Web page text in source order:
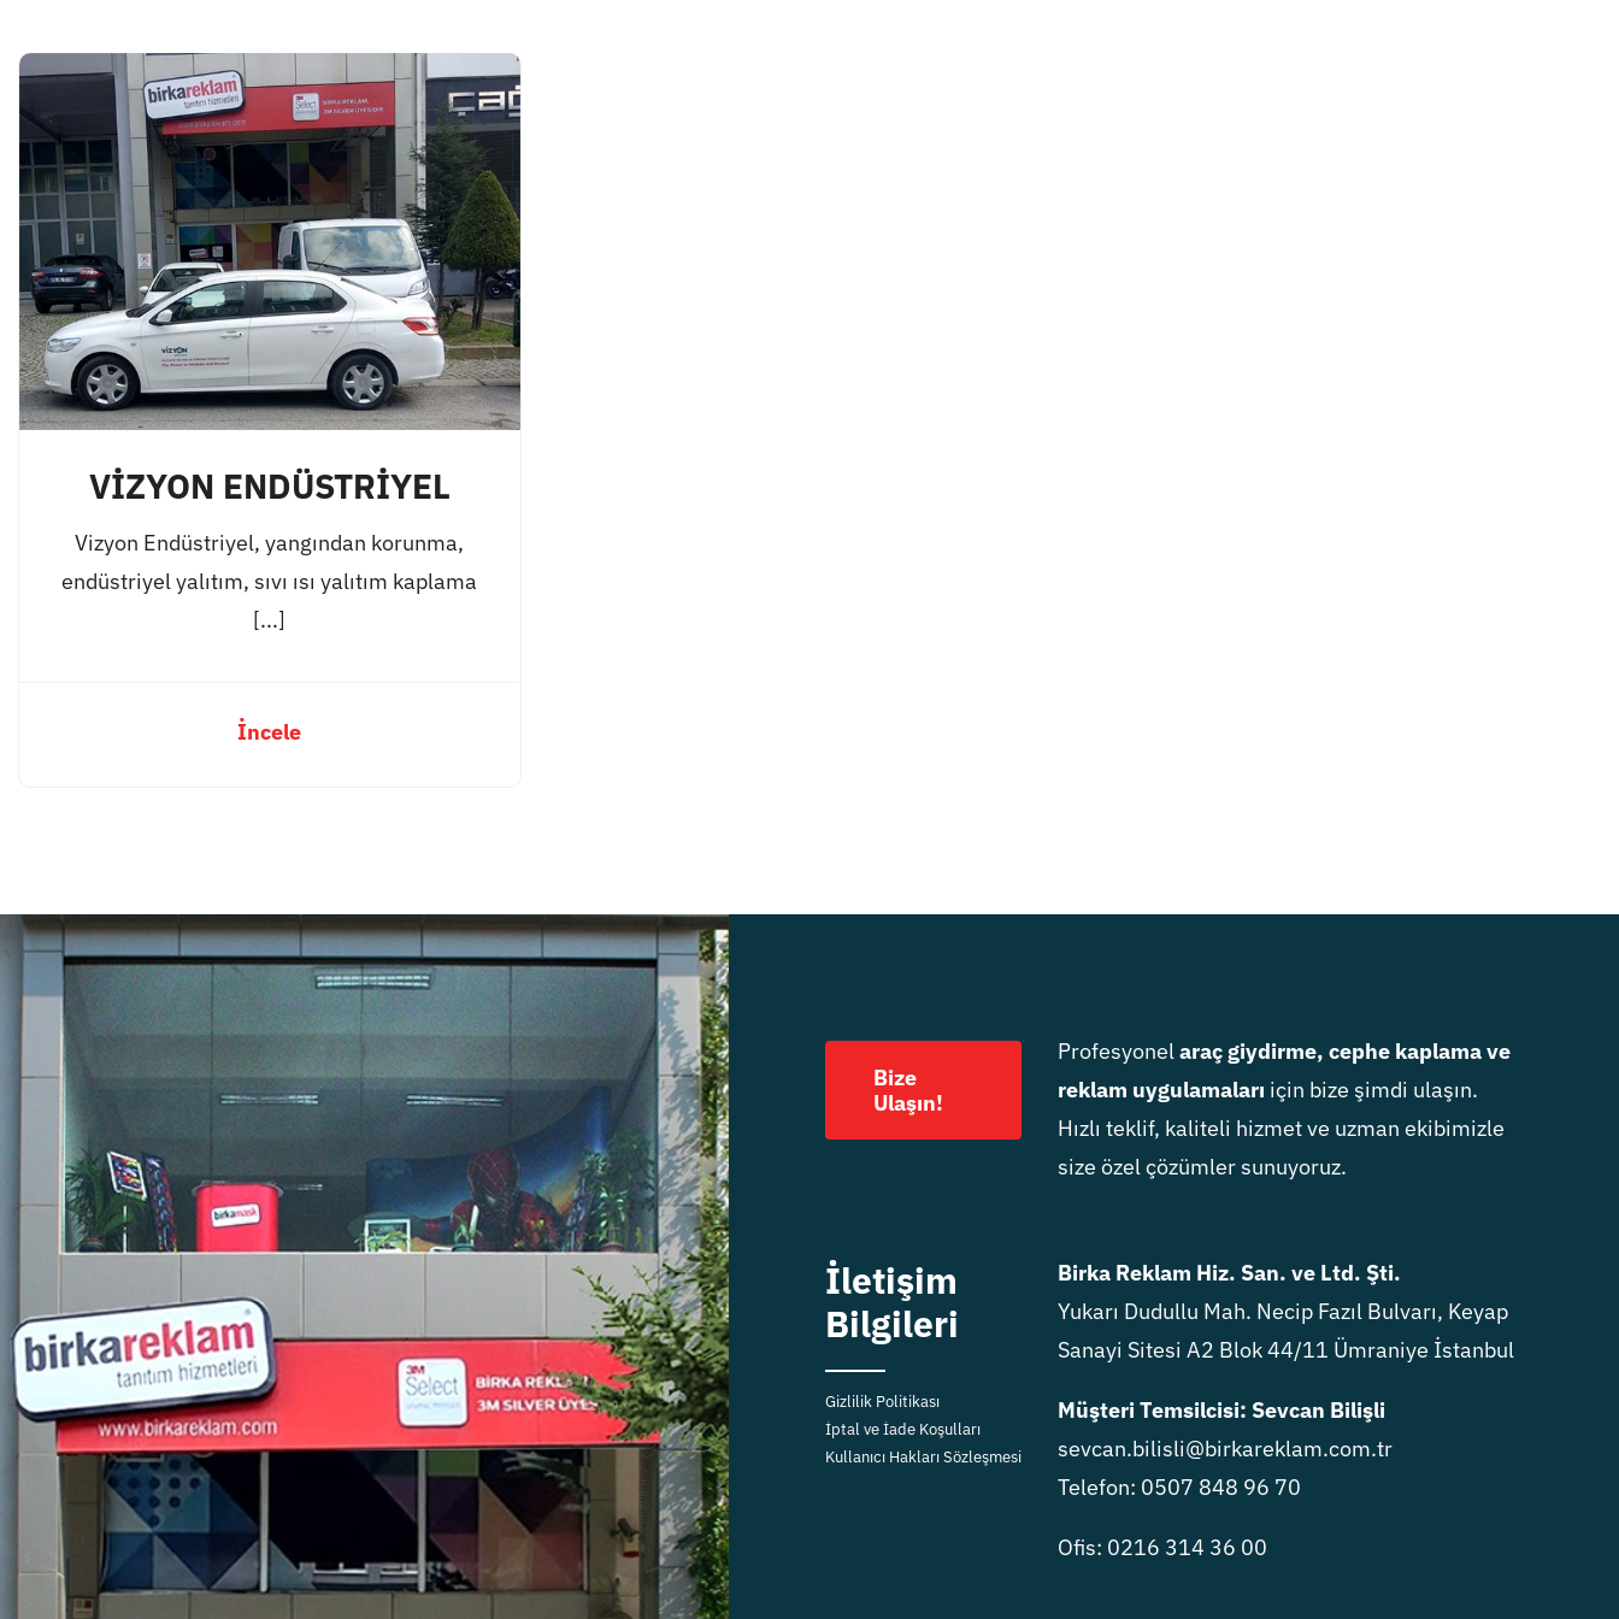
VİZYON ENDÜSTRİYEL
Vizyon Endüstriyel, yangından korunma,
endüstriyel yalıtım, sıvı ısı yalıtım kaplama
[...]
İncele
Bize
Ulaşın!
Profesyonelaraç giydirme, cephe kaplama ve
reklam uygulamaları için bize şimdi ulaşın.
Hızlı teklif, kaliteli hizmet ve uzman ekibimizle
size özel çözümler sunuyoruz.
İletişim
Bilgileri
Gizlilik Politikası
İptal ve İade Koşulları
Kullanıcı Hakları Sözleşmesi
Birka Reklam Hiz. San. ve Ltd. Şti.
Yukarı Dudullu Mah. Necip Fazıl Bulvarı, Keyap
Sanayi Sitesi A2 Blok 44/11 Ümraniye İstanbul
Müşteri Temsilcisi: Sevcan Bilişli
sevcan.bilisli@birkareklam.com.tr
Telefon: 0507 848 96 70
Ofis: 0216 314 36 00